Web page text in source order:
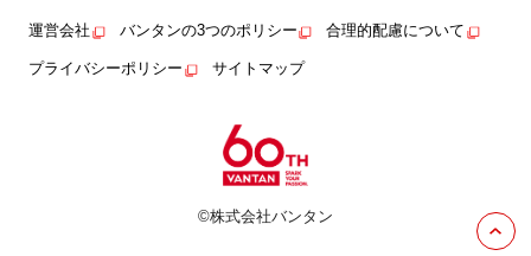
運営会社 バンタンの3つのポリシー 合理的配慮について
プライバシーポリシー サイトマップ
©株式会社バンタン